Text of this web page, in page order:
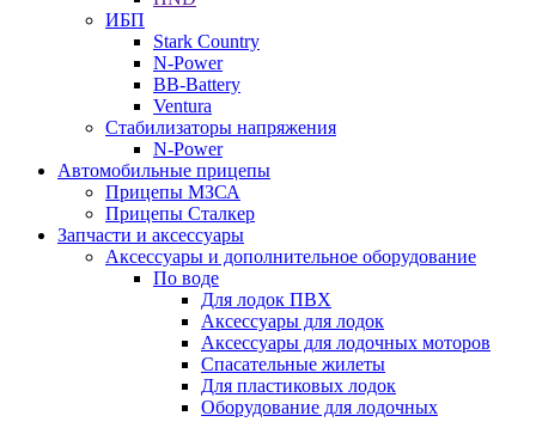
ИБП
Stark Country
N-Power
BB-Battery
Ventura
Стабилизаторы напряжения
N-Power
Автомобильные прицепы
Прицепы МЗСА
Прицепы Сталкер
Запчасти и аксессуары
Аксессуары и дополнительное оборудование
По воде
Для лодок ПВХ
Аксессуары для лодок
Аксессуары для лодочных моторов
Спасательные жилеты
Для пластиковых лодок
Оборудование для лодочных